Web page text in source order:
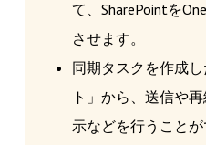
て、SharePointを
させます。
同期タスクを作成
ト」から、送信や
示などを行うことが